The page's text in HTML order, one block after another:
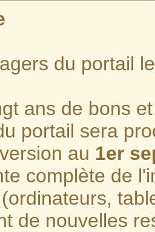
du portail
ans de bons
portail sera
au 1er
complète de
de nouvelles